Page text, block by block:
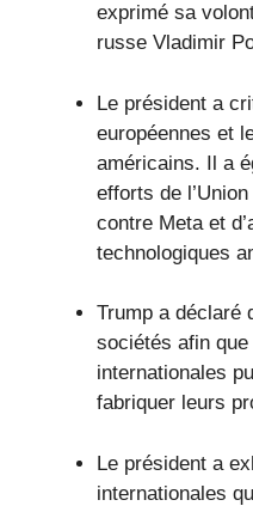
exprimé sa
russe Vladimir
Le président a
européennes et
américains. Il a
efforts de
contre Meta et
technologiques
Trump a déclaré
sociétés afin
internationales
fabriquer leurs
Le président a
internationales